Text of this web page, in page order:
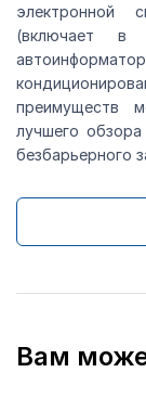
электронной
(включает в
преимуществ
лучшего
безбарьерного
Вам